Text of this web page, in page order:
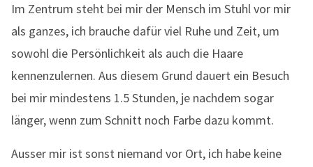
Im Zentrum steht bei mir der Mensch im Stuhl vor mir
als ganzes, ich brauche dafür viel Ruhe und Zeit, um
sowohl die Persönlichkeit als auch die Haare
kennenzulernen. Aus diesem Grund dauert ein Besuch
bei mir mindestens 1.5 Stunden, je nachdem sogar
länger, wenn zum Schnitt noch Farbe dazu kommt.
Ausser mir ist sonst niemand vor Ort, ich habe keine